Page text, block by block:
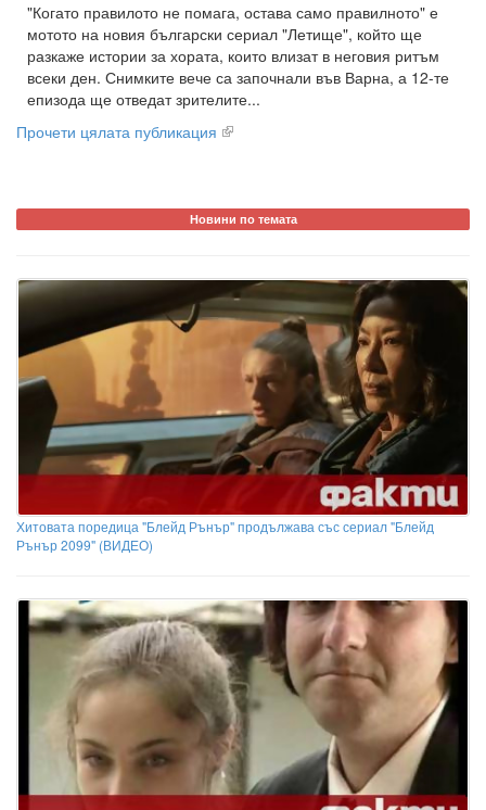
"Когато правилото не помага, остава само правилното" е
мотото на новия български сериал "Летище", който ще
разкаже истории за хората, които влизат в неговия ритъм
всеки ден. Снимките вече са започнали във Варна, а 12-те
епизода ще отведат зрителите...
Прочети цялата публикация
Новини по темата
Хитовата поредица "Блейд Рънър" продължава със сериал "Блейд
Рънър 2099" (ВИДЕО)